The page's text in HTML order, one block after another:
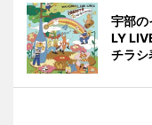
宇部の
LY
チラシ